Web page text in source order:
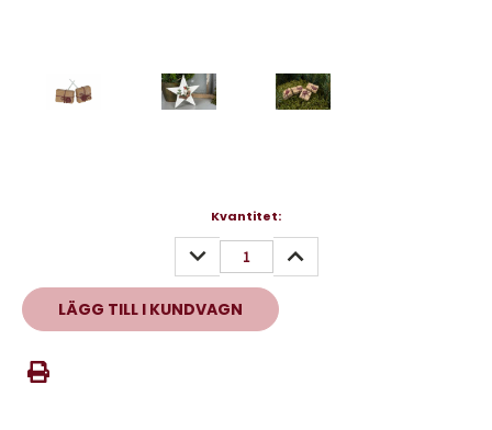
Kvantitet:
MINSKA
KVANTITET:
ÖKA
KVANTITET: